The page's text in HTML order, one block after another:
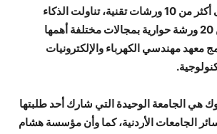
واشتمل المؤتمر على أكثر من 10 ورشات تقنية، تناولت الذكاء
الاصطناعي وأكثر من 20 ورشة حوارية بمجالات مختلفة أهمها
معهد مهندسي الكهرباء والإلكترونيات
.
هي الجامعة الوحيدة التي شارك أحد طلبتها
الجامعات الأردنية، كما وأن مؤسسة هشام